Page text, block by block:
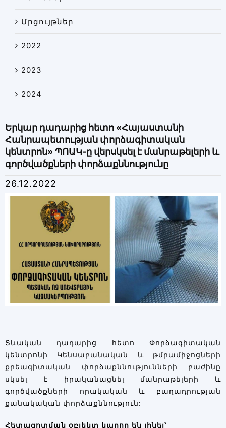
Մրցույթներ
2022
2023
2024
Երկար դադարից հետո «Հայաստանի
Հանրապետության փորձագիտական
կենտրոն» ՊՈԱԿ-ը վերսկսել է մանրաթելերի և
գործվածքների փորձաքննությունը
26.12.2022
Տևական դադարից հետո Փորձագիտական
կենտրոնի Կենսաբանական և թմրամիջոցների
քրեագիտական փորձաքննությունների բաժինը
սկսել է իրականացնել մանրաթելերի և
գործվածքների որակական և բաղադրության
քանակական փորձաքննություն:
Հետազոտման օբյեկտ կարող են լինել՝